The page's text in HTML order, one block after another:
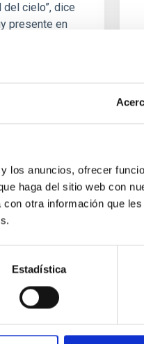
los anuncios, ofrecer
haga del sitio web con
otra información que
Estadística
cielo”, dice
presente en